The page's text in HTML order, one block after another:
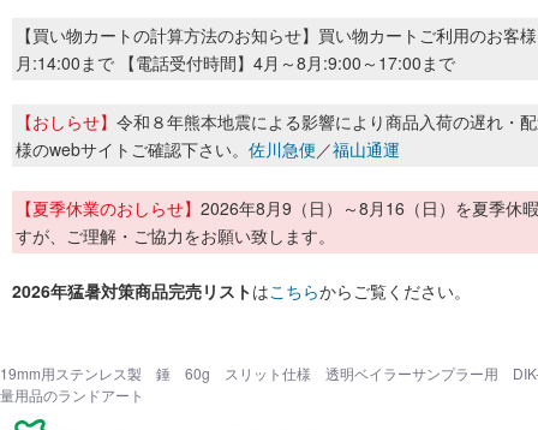
【買い物カートの計算方法のお知らせ】買い物カートご利用のお客
月:14:00まで 【電話受付時間】4月～8月:9:00～17:00まで
【おしらせ】 令和８年熊本地震による影響により商品入荷の遅れ・
様のwebサイトご確認下さい。 佐川急便／福山通運
【夏季休業のおしらせ】 2026年8月9（日）～8月16（日）を夏季休
すが、ご理解・ご協力をお願い致します。
2026年猛暑対策商品完売リストはこちらからご覧ください。
19mm用ステンレス製 錘 60g スリット仕様 透明ベイラーサンプラー用 DIK-
量用品のランドアート